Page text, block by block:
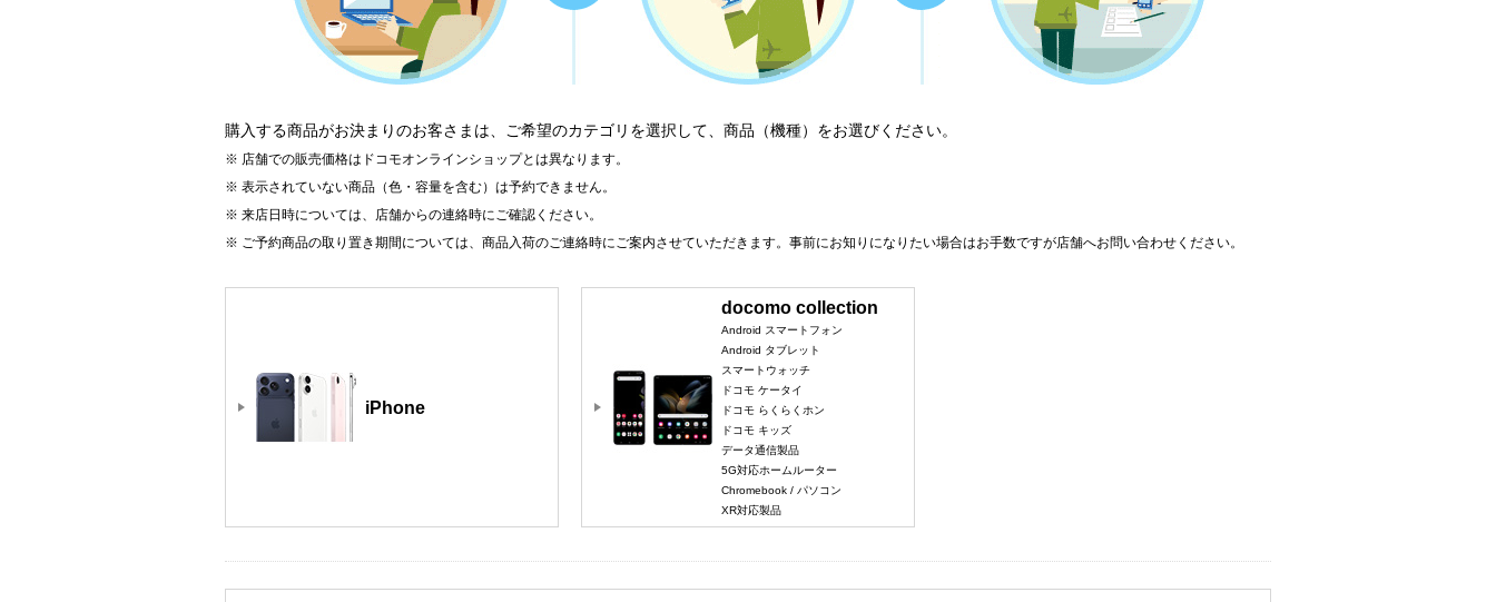
購入する商品がお決まりのお客さまは、ご希望のカテゴリを選択して、商品（機種）をお選びください。
店舗での販売価格はドコモオンラインショップとは異なります。
表示されていない商品（色・容量を含む）は予約できません。
来店日時については、店舗からの連絡時にご確認ください。
ご予約商品の取り置き期間については、商品入荷のご連絡時にご案内させていただきます。事前にお知りになりたい場合はお手数ですが店舗へお問い合わせください。
iPhone
docomo collection
Android スマートフォン
Android タブレット
スマートウォッチ
ドコモ ケータイ
ドコモ らくらくホン
ドコモ キッズ
データ通信製品
5G対応ホームルーター
Chromebook / パソコン
XR対応製品